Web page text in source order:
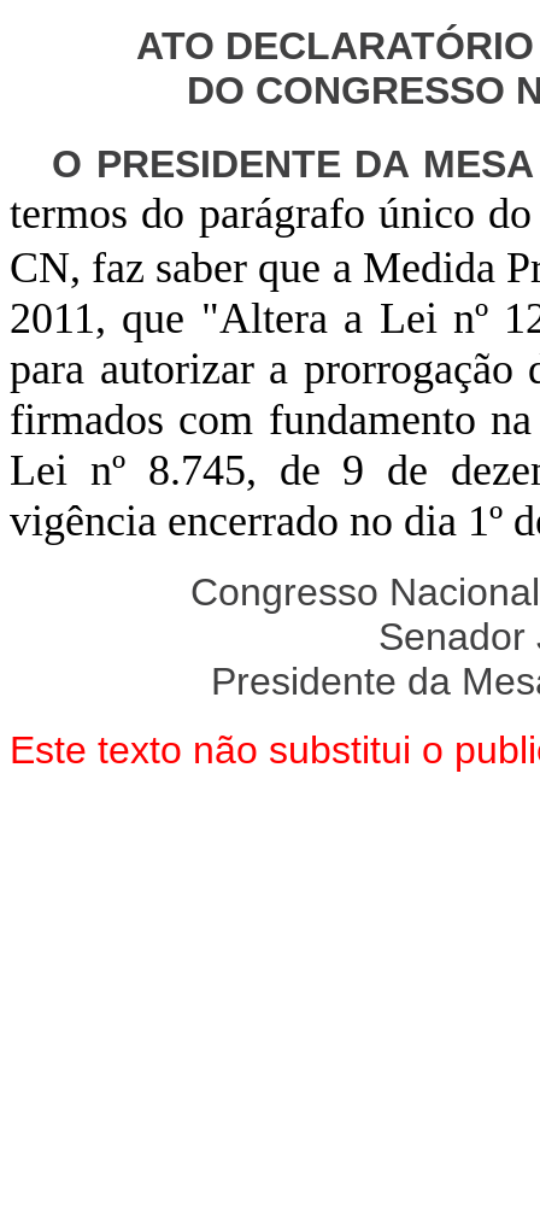
ATO
DO CONGRESSO
O PRESIDENTE DA
termos do parágrafo único
CN, faz saber que a Medida
2011, que "Altera a Lei nº
para autorizar a prorrogação
firmados com fundamento
Lei nº 8.745, de 9 de
vigência encerrado no dia 1º
Congresso
Senador
Presidente da
Este texto não substitui o